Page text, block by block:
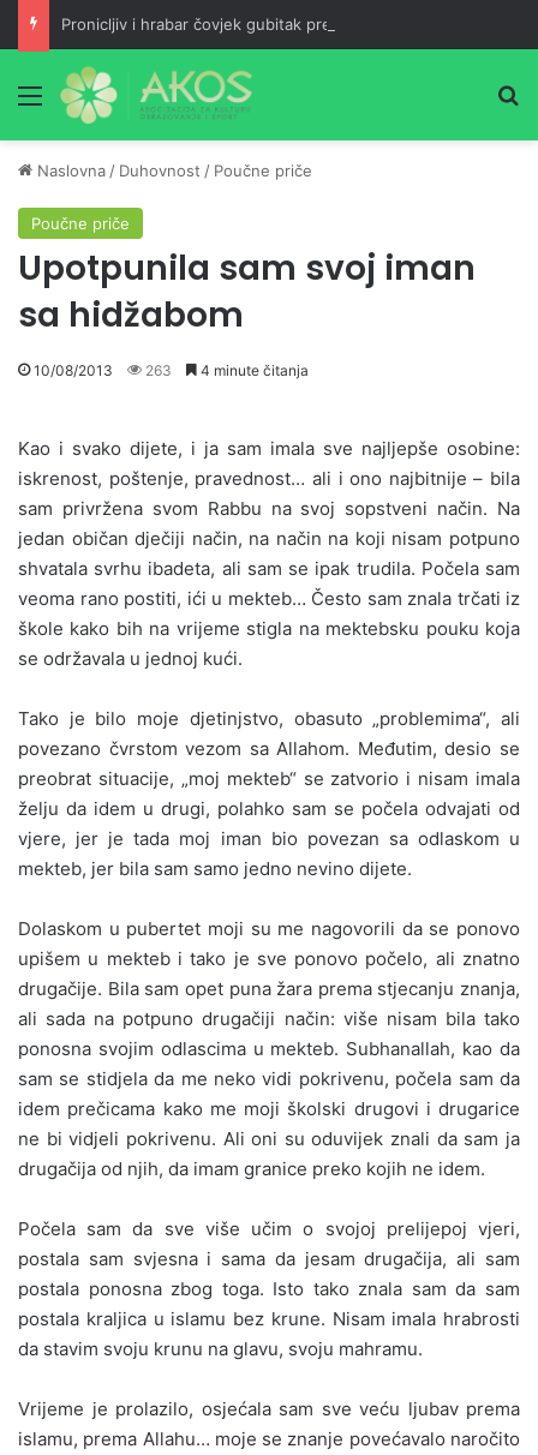
Meni
Naslovna / Duhovnost / Poučne priče
Poučne priče
Upotpunila sam svoj iman
sa hidžabom
10/08/2013 263 4 minute čitanja
Kao i svako dijete, i ja sam imala sve najljepše osobine:
iskrenost, poštenje, pravednost… ali i ono najbitnije – bila
sam privržena svom Rabbu na svoj sopstveni način. Na
jedan običan dječiji način, na način na koji nisam potpuno
shvatala svrhu ibadeta, ali sam se ipak trudila. Počela sam
veoma rano postiti, ići u mekteb… Često sam znala trčati iz
škole kako bih na vrijeme stigla na mektebsku pouku koja
se održavala u jednoj kući.
Tako je bilo moje djetinjstvo, obasuto „problemima“, ali
povezano čvrstom vezom sa Allahom. Međutim, desio se
preobrat situacije, „moj mekteb“ se zatvorio i nisam imala
želju da idem u drugi, polahko sam se počela odvajati od
vjere, jer je tada moj iman bio povezan sa odlaskom u
mekteb, jer bila sam samo jedno nevino dijete.
Dolaskom u pubertet moji su me nagovorili da se ponovo
upišem u mekteb i tako je sve ponovo počelo, ali znatno
drugačije. Bila sam opet puna žara prema stjecanju znanja,
ali sada na potpuno drugačiji način: više nisam bila tako
ponosna svojim odlascima u mekteb. Subhanallah, kao da
sam se stidjela da me neko vidi pokrivenu, počela sam da
idem prečicama kako me moji školski drugovi i drugarice
ne bi vidjeli pokrivenu. Ali oni su oduvijek znali da sam ja
drugačija od njih, da imam granice preko kojih ne idem.
Počela sam da sve više učim o svojoj prelijepoj vjeri,
postala sam svjesna i sama da jesam drugačija, ali sam
postala ponosna zbog toga. Isto tako znala sam da sam
postala kraljica u islamu bez krune. Nisam imala hrabrosti
da stavim svoju krunu na glavu, svoju mahramu.
Vrijeme je prolazilo, osjećala sam sve veću ljubav prema
islamu, prema Allahu… moje se znanje povećavalo naročito